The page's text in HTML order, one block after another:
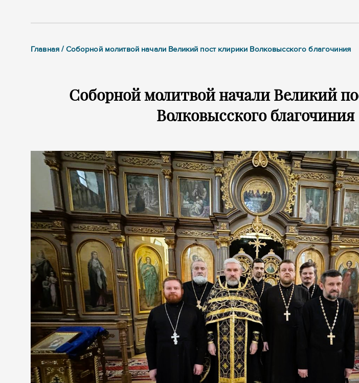
Главная / Соборной молитвой начали Великий пост клирики Волковысского благочиния
Соборной молитвой начали Великий
Волковысского благочиния